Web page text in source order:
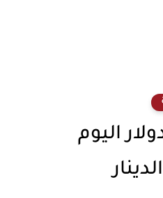
اليوم